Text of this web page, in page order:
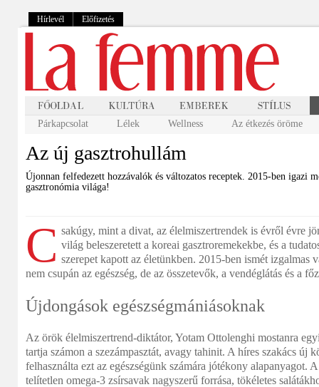
Hírlevél Előfizetés
Párkapcsolat Lélek Wellness Az étkezés öröme
Az új gasztrohullám
Újonnan felfedezett hozzávalók és változatos receptek. 2015-ben igazi
gasztronómia világa!
C sakúgy, mint a divat, az élelmiszertrendek is évről évre
világ beleszeretett a koreai gasztroremekekbe, és a
szerepet kapott az életünkben. 2015-ben ismét izgalmas
nem csupán az egészség, de az összetevők, a vendéglátás és a
Újdongások egészségmániásoknak
Az örök élelmiszertrend-diktátor, Yotam Ottolenghi mostanra
tartja számon a szezámpasztát, avagy tahinit. A híres szakács új
felhasználta ezt az egészségünk számára jótékony alapanyagot.
telítetlen omega-3 zsírsavak nagyszerű forrása, tökéletes